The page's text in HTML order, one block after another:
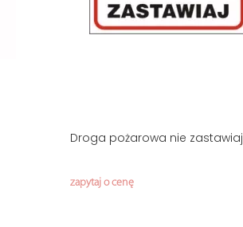
Droga pożarowa nie zastawiaj
zapytaj o cenę